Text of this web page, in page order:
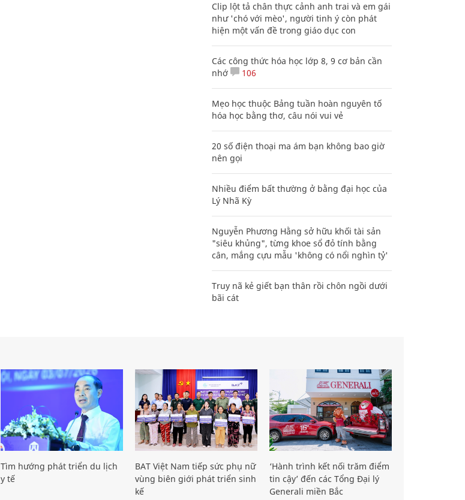
Clip lột tả chân thực cảnh anh trai và em gái
như 'chó với mèo', người tinh ý còn phát
hiện một vấn đề trong giáo dục con
Các công thức hóa học lớp 8, 9 cơ bản cần
nhớ
106
Mẹo học thuộc Bảng tuần hoàn nguyên tố
hóa học bằng thơ, câu nói vui vẻ
20 số điện thoại ma ám bạn không bao giờ
nên gọi
Nhiều điểm bất thường ở bằng đại học của
Lý Nhã Kỳ
Nguyễn Phương Hằng sở hữu khối tài sản
"siêu khủng", từng khoe sổ đỏ tính bằng
cân, mắng cựu mẫu 'không có nổi nghìn tỷ'
Truy nã kẻ giết bạn thân rồi chôn ngồi dưới
bãi cát
Tìm hướng phát triển du lịch
y tế
BAT Việt Nam tiếp sức phụ nữ
vùng biên giới phát triển sinh
kế
‘Hành trình kết nối trăm điểm
tin cậy’ đến các Tổng Đại lý
Generali miền Bắc